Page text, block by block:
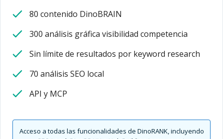
80 contenido DinoBRAIN
300 análisis gráfica visibilidad competencia
Sin límite de resultados por keyword research
70 análisis SEO local
API y MCP
Acceso a todas las funcionalidades de DinoRANK, incluyendo